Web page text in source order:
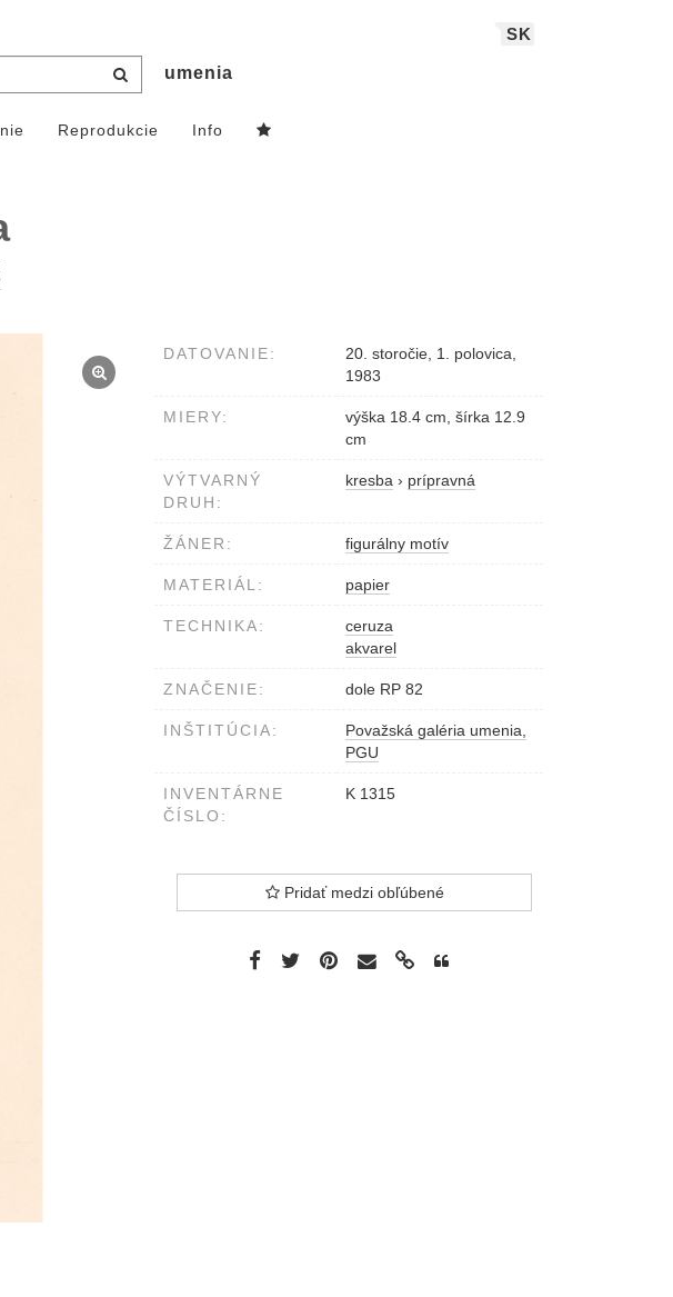
SK
umenia
Reprodukcie Info
DATOVANIE:
20. storočie, 1. polovica,
1983
MIERY:
výška 18.4 cm, šírka 12.9
cm
VÝTVARNÝ
DRUH:
kresba › prípravná
ŽÁNER: figurálny motív
MATERIÁL: papier
TECHNIKA:
ceruza
akvarel
ZNAČENIE: dole RP 82
INŠTITÚCIA:
Považská galéria umenia,
PGU
INVENTÁRNE
ČÍSLO:
K 1315
Pridať medzi obľúbené